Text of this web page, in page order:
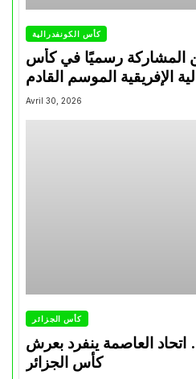
كأس الكونفدرالية
المشاركة رسميًا في كأس
Avril 30, 2026
كأس الجزائر
اتحاد العاصمة ينفرد بعرش
كأس الجزائر